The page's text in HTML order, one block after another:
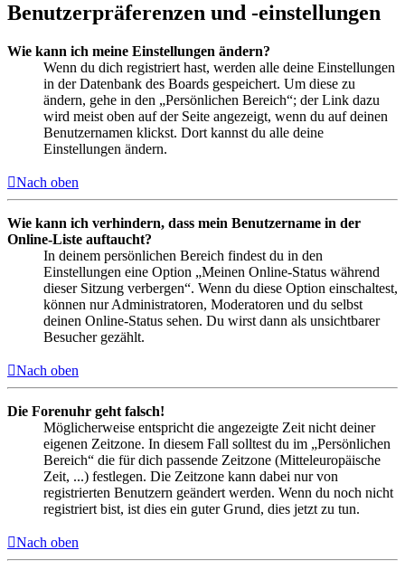
Benutzerpräferenzen und -einstellungen
Wie kann ich meine Einstellungen ändern?
Wenn du dich registriert hast, werden alle deine Einstellungen
in der Datenbank des Boards gespeichert. Um diese zu
ändern, gehe in den „Persönlichen Bereich“; der Link dazu
wird meist oben auf der Seite angezeigt, wenn du auf deinen
Benutzernamen klickst. Dort kannst du alle deine
Einstellungen ändern.
Nach oben
Wie kann ich verhindern, dass mein Benutzername in der
Online-Liste auftaucht?
In deinem persönlichen Bereich findest du in den
Einstellungen eine Option „Meinen Online-Status während
dieser Sitzung verbergen“. Wenn du diese Option einschaltest,
können nur Administratoren, Moderatoren und du selbst
deinen Online-Status sehen. Du wirst dann als unsichtbarer
Besucher gezählt.
Nach oben
Die Forenuhr geht falsch!
Möglicherweise entspricht die angezeigte Zeit nicht deiner
eigenen Zeitzone. In diesem Fall solltest du im „Persönlichen
Bereich“ die für dich passende Zeitzone (Mitteleuropäische
Zeit, ...) festlegen. Die Zeitzone kann dabei nur von
registrierten Benutzern geändert werden. Wenn du noch nicht
registriert bist, ist dies ein guter Grund, dies jetzt zu tun.
Nach oben